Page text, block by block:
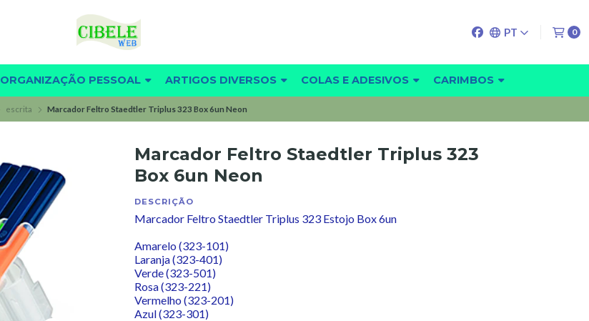
PT 0
ORGANIZAÇÃO PESSOAL ARTIGOS DIVERSOS COLAS E ADESIVOS CARIMBOS
escrita Marcador Feltro Staedtler Triplus 323 Box 6un Neon
Marcador Feltro Staedtler Triplus 323
Box 6un Neon
DESCRIÇÃO
Marcador Feltro Staedtler Triplus 323 Estojo Box 6un
Amarelo (323-101)
Laranja (323-401)
Verde (323-501)
Rosa (323-221)
Vermelho (323-201)
Azul (323-301)